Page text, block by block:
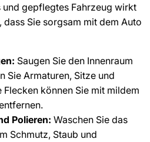
und gepflegtes Fahrzeug wirkt
Sie sorgsam mit dem Auto
Saugen Sie den Innenraum
Sie Armaturen, Sitze und
Flecken können Sie mit mildem
Polieren: Waschen Sie das
Schmutz, Staub und